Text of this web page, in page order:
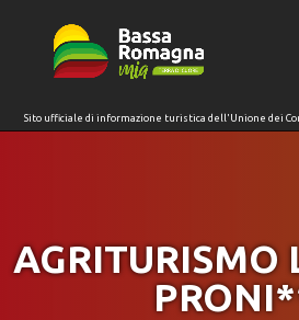
AGRITURISMO